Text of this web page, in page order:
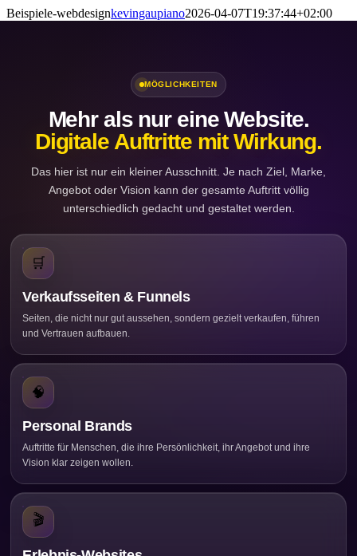
Zum
Beispiele-webdesignkevingaupiano2026-04-07T19:37:44+02:00
MÖGLICHKEITEN
Mehr als nur eine Website.
Digitale Auftritte mit Wirkung.
Das hier ist nur ein kleiner Ausschnitt. Je nach Ziel, Marke,
Angebot oder Vision kann der gesamte Auftritt völlig
unterschiedlich gedacht und gestaltet werden.
🛒
Verkaufsseiten & Funnels
Seiten, die nicht nur gut aussehen, sondern gezielt verkaufen, führen
und Vertrauen aufbauen.
🧠
Personal Brands
Auftritte für Menschen, die ihre Persönlichkeit, ihr Angebot und ihre
Vision klar zeigen wollen.
🎬